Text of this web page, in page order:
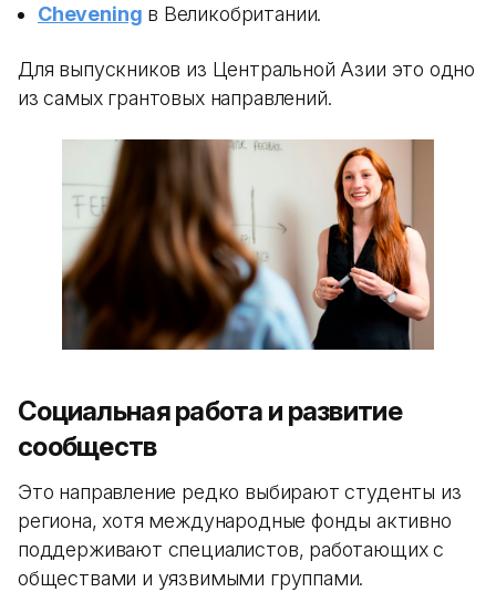
Chevening в Великобритании.
Для выпускников из Центральной Азии это одно
из самых грантовых направлений.
Социальная работа и развитие
сообществ
Это направление редко выбирают студенты из
региона, хотя международные фонды активно
поддерживают специалистов, работающих с
обществами и уязвимыми группами.